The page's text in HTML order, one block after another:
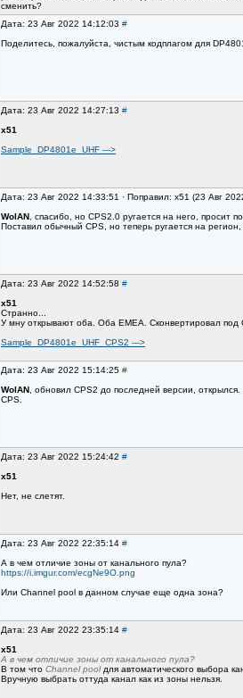
сменить?
Дата: 23 Авг 2022 14:12:03 #
Поделитесь, пожалуйста, чистым кодплагом для
Дата: 23 Авг 2022 14:27:13 #
x51
Sample_DP4801e_UHF --->
Дата: 23 Авг 2022 14:33:51 · Поправил: x51 (23 Авг
WolAN , спасибо, но CPS2.0 ругается на него, просит
Поставил обычный CPS, но теперь ругается на
Дата: 23 Авг 2022 14:52:58 #
x51
Странно...
У мну открывают оба. Оба EMEA. Сконвертировал под
Sample_DP4801e_UHF_CPS2 --->
Дата: 23 Авг 2022 15:14:25 #
WolAN , обновил CPS2 до последней версии,
CPS.
Дата: 23 Авг 2022 15:24:42 #
x51
Нет, не слетят.
Дата: 23 Авг 2022 22:35:14 #
А в чем отличие зоны от канального пула?
https://i.imgur.com/ecgNe9O.png
Или Channel pool в данном случае еще одна зона?
Дата: 23 Авг 2022 23:35:14 #
x51
А в чем отличие зоны от канального пула?
В том что Channel pool для автоматического выбора
Вручную выбрать оттуда канал как из зоны нельзя.